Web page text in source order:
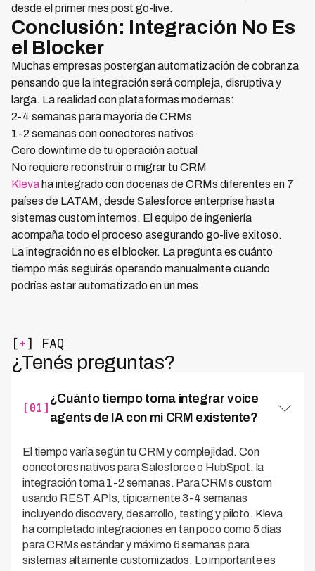
desde el primer mes post go-live.
Conclusión: Integración No Es
el Blocker
Muchas empresas postergan automatización de cobranza
pensando que la integración será compleja, disruptiva y
larga. La realidad con plataformas modernas:
2-4 semanas para mayoría de CRMs
1-2 semanas con conectores nativos
Cero downtime de tu operación actual
No requiere reconstruir o migrar tu CRM
Kleva ha integrado con docenas de CRMs diferentes en 7
países de LATAM, desde Salesforce enterprise hasta
sistemas custom internos. El equipo de ingeniería
acompaña todo el proceso asegurando go-live exitoso.
La integración no es el blocker. La pregunta es cuánto
tiempo más seguirás operando manualmente cuando
podrías estar automatizado en un mes.
[+] FAQ
¿Tenés preguntas?
[01]
¿Cuánto tiempo toma integrar voice
agents de IA con mi CRM existente?
El tiempo varía según tu CRM y complejidad. Con
conectores nativos para Salesforce o HubSpot, la
integración toma 1-2 semanas. Para CRMs custom
usando REST APIs, típicamente 3-4 semanas
incluyendo discovery, desarrollo, testing y piloto. Kleva
ha completado integraciones en tan poco como 5 días
para CRMs estándar y máximo 6 semanas para
sistemas altamente customizados. Lo importante es